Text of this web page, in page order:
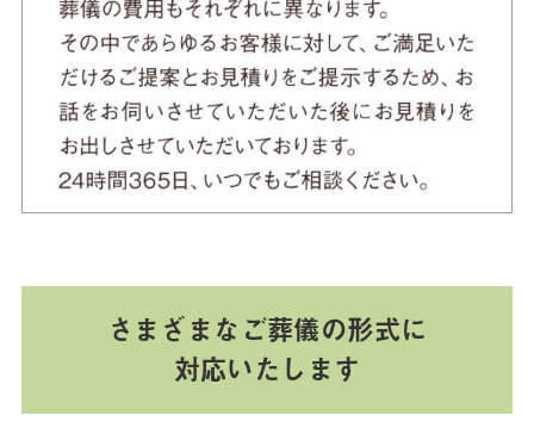
さまざまなご葬儀の形式に
対応いたします